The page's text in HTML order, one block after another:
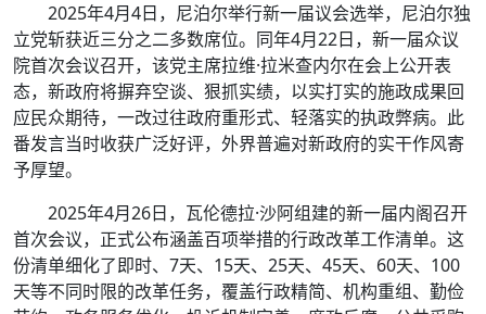
2025年4月4日，尼泊尔举行新一届议会选举，尼泊尔独
立党斩获近三分之二多数席位。同年4月22日，新一届众议
院首次会议召开，该党主席拉维·拉米查内尔在会上公开表
态，新政府将摒弃空谈、狠抓实绩，以实打实的施政成果回
应民众期待，一改过往政府重形式、轻落实的执政弊病。此
番发言当时收获广泛好评，外界普遍对新政府的实干作风寄
予厚望。
2025年4月26日，瓦伦德拉·沙阿组建的新一届内阁召开
首次会议，正式公布涵盖百项举措的行政改革工作清单。这
份清单细化了即时、7天、15天、25天、45天、60天、100
天等不同时限的改革任务，覆盖行政精简、机构重组、勤俭